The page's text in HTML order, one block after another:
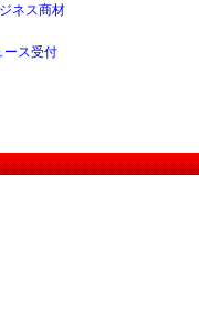
ネス商材
ース受付